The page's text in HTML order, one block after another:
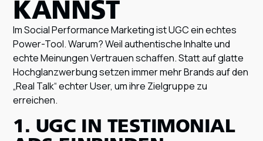
KANNST
Im Social Performance Marketing ist UGC ein echtes
Power-Tool. Warum? Weil authentische Inhalte und
echte Meinungen Vertrauen schaffen. Statt auf glatte
Hochglanzwerbung setzen immer mehr Brands auf den
„Real Talk“ echter User, um ihre Zielgruppe zu
erreichen.
1. UGC IN TESTIMONIAL